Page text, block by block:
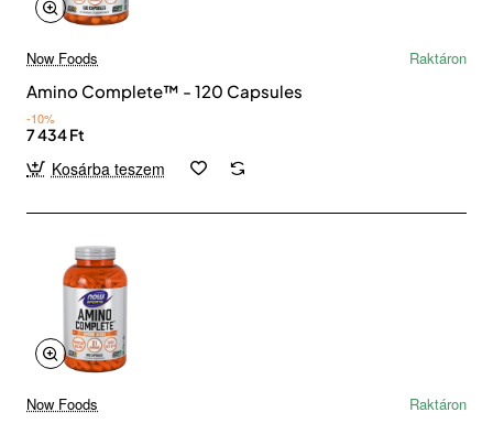
Now Foods
Raktáron
Amino Complete™ - 120 Capsules
-10%
7 434 Ft
Kosárba teszem
Now Foods
Raktáron